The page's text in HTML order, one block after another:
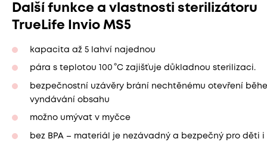
Další funkce a vlastnosti sterilizátoru
TrueLife Invio MS5
kapacita až 5 lahví najednou
pára s teplotou 100 °C zajišťuje důkladnou sterilizaci.
bezpečnostní uzávěry brání nechtěnému otevření
vyndávání obsahu
možno umývat v myčce
bez BPA – materiál je nezávadný a bezpečný pro děti i